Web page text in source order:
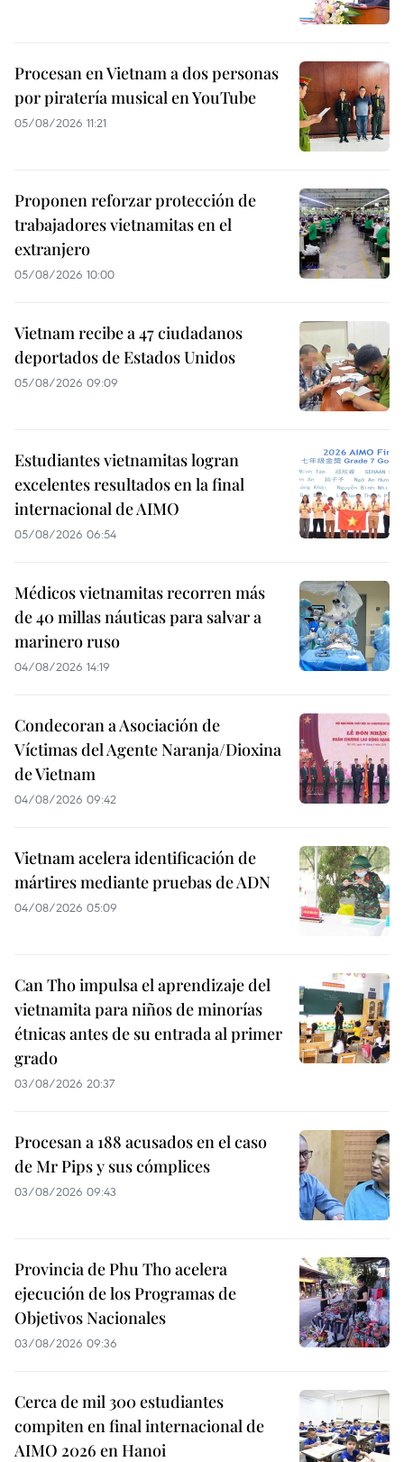
Procesan en Vietnam a dos personas
por piratería musical en YouTube
05/08/2026 11:21
Proponen reforzar protección de
trabajadores vietnamitas en el
extranjero
05/08/2026 10:00
Vietnam recibe a 47 ciudadanos
deportados de Estados Unidos
05/08/2026 09:09
Estudiantes vietnamitas logran
excelentes resultados en la final
internacional de AIMO
05/08/2026 06:54
Médicos vietnamitas recorren más
de 40 millas náuticas para salvar a
marinero ruso
04/08/2026 14:19
Condecoran a Asociación de
Víctimas del Agente Naranja/Dioxina
de Vietnam
04/08/2026 09:42
Vietnam acelera identificación de
mártires mediante pruebas de ADN
04/08/2026 05:09
Can Tho impulsa el aprendizaje del
vietnamita para niños de minorías
étnicas antes de su entrada al primer
grado
03/08/2026 20:37
Procesan a 188 acusados en el caso
de Mr Pips y sus cómplices
03/08/2026 09:43
Provincia de Phu Tho acelera
ejecución de los Programas de
Objetivos Nacionales
03/08/2026 09:36
Cerca de mil 300 estudiantes
compiten en final internacional de
AIMO 2026 en Hanoi